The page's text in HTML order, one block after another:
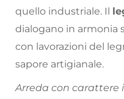
quello industriale. Il
dialogano in armonia
con lavorazioni del
sapore artigianale.
Arreda con carattere